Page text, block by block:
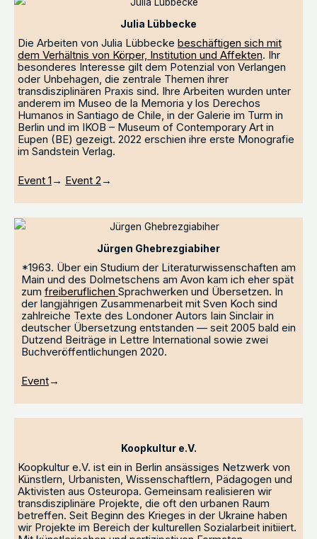
Julia Lübbecke
Die Arbeiten von Julia Lübbecke beschäftigen sich mit
dem Verhältnis von Körper, Institution und Affekten. Ihr
besonderes Interesse gilt dem Potenzial von Verlangen
oder Unbehagen, die zentrale Themen ihrer
transdisziplinären Praxis sind. Ihre Arbeiten wurden unter
anderem im Museo de la Memoria y los Derechos
Humanos in Santiago de Chile, in der Galerie im Turm in
Berlin und im IKOB – Museum of Contemporary Art in
Eupen (BE) gezeigt. 2022 erschien ihre erste Monografie
im Sandstein Verlag.
Event 1 → Event 2 →
Jürgen Ghebrezgiabiher
*1963. Über ein Studium der Literaturwissenschaften am
Main und des Dolmetschens am Avon kam ich eher spät
zum freiberuflichen Sprachwerken und Übersetzen. In
der langjährigen Zusammenarbeit mit Sven Koch sind
zahlreiche Texte des Londoner Autors Iain Sinclair in
deutscher Übersetzung entstanden — seit 2005 bald ein
Dutzend Beiträge in Lettre International sowie zwei
Buchveröffentlichungen 2020.
Event→
Koopkultur e.V.
Koopkultur e.V. ist ein in Berlin ansässiges Netzwerk von
Künstlern, Urbanisten, Wissenschaftlern, Pädagogen und
Aktivisten aus Osteuropa. Gemeinsam realisieren wir
transdisziplinäre Projekte, die oft den urbanen Raum
betreffen. Seit Beginn des Krieges in der Ukraine haben
wir Projekte im Bereich der kulturellen Sozialarbeit initiiert.